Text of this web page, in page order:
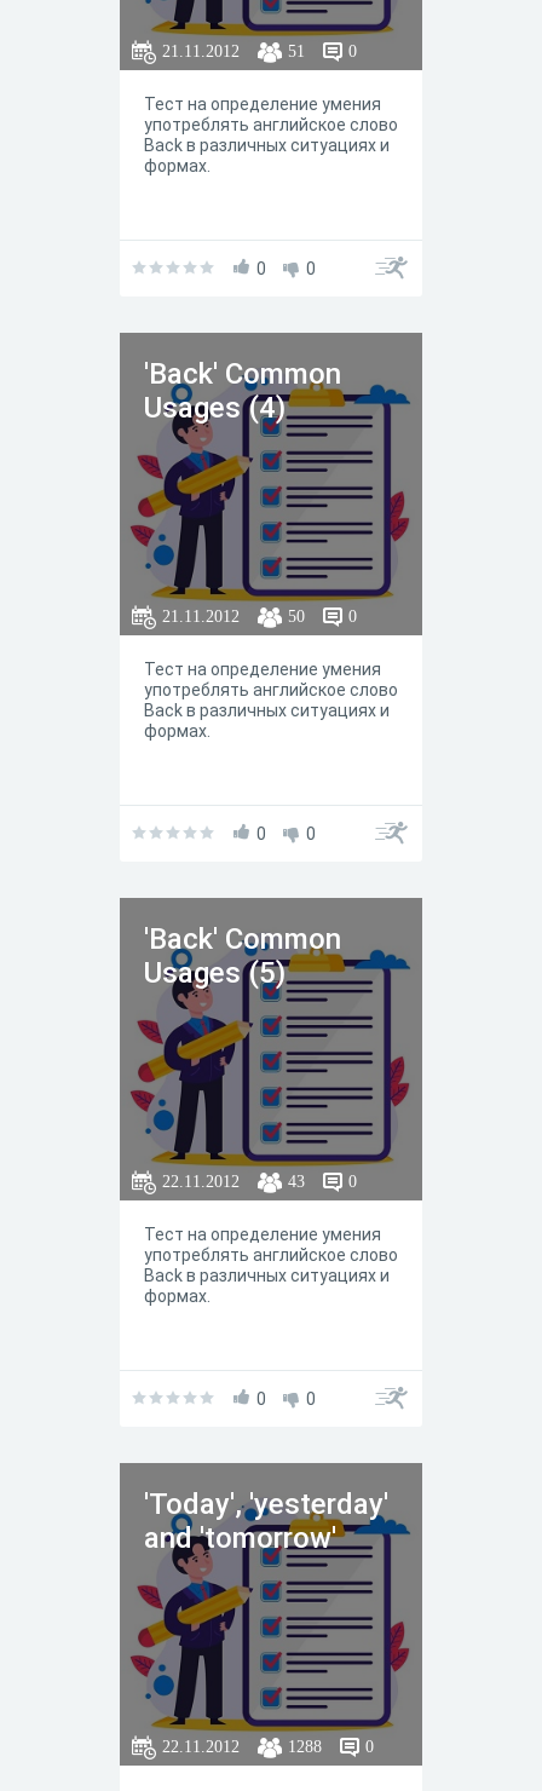
21.11.2012 51 0
Тест на определение умения
употреблять английское слово
Back в различных ситуациях и
формах.
0 0
'Back' Common
Usages (4)
21.11.2012 50 0
Тест на определение умения
употреблять английское слово
Back в различных ситуациях и
формах.
0 0
'Back' Common
Usages (5)
22.11.2012 43 0
Тест на определение умения
употреблять английское слово
Back в различных ситуациях и
формах.
0 0
'Today', 'yesterday'
and 'tomorrow'
22.11.2012 1288 0